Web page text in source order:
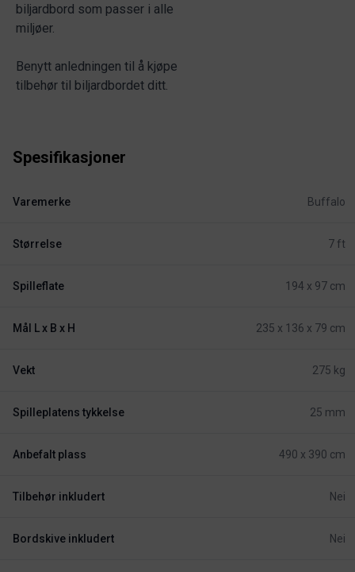
biljardbord som passer i alle
miljøer.
Benytt anledningen til å kjøpe
tilbehør til biljardbordet ditt.
Spesifikasjoner
Varemerke Buffalo
Størrelse 7 ft
Spilleflate 194 x 97 cm
Mål L x B x H 235 x 136 x 79 cm
Vekt 275 kg
Spilleplatens tykkelse 25 mm
Anbefalt plass 490 x 390 cm
Tilbehør inkludert Nei
Bordskive inkludert Nei